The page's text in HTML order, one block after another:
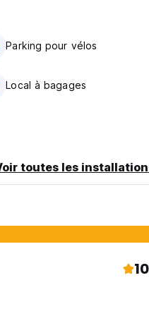
credit card
person).
person)
Parking pour vélos
Local à bagages
toutes les
10